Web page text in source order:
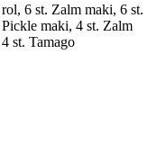
6 st. Zalm maki, 6 st.
maki, 4 st. Zalm
st. Tamago